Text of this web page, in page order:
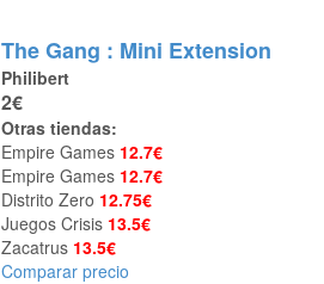
The Gang : Mini Extension
Philibert
2€
Otras tiendas:
Empire Games 12.7€
Empire Games 12.7€
Distrito Zero 12.75€
Juegos Crisis 13.5€
Zacatrus 13.5€
Comparar precio